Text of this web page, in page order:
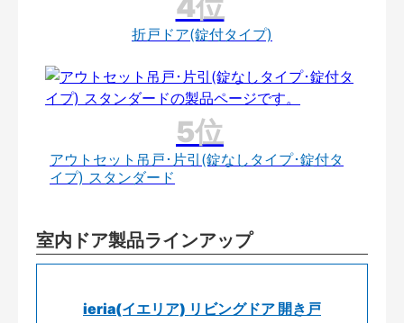
折戸ドア(錠付タイプ)
アウトセット吊戸･片引(錠なしタイプ･錠付タ
イプ) スタンダード
室内ドア製品ラインアップ
ieria(イエリア) リビングドア 開き戸